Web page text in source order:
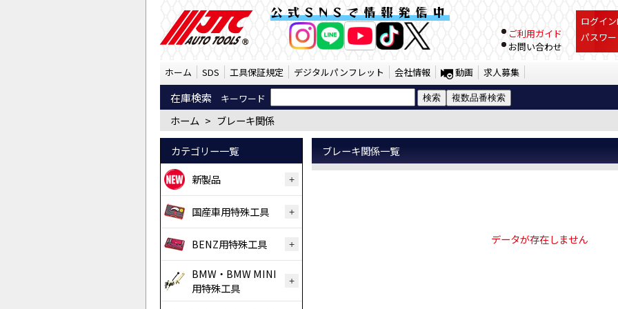
ブレーキ関係 （SST） | JTC Auto Tools
公式SNSで情報発信中
ログイ
パスワ
ご利用ガイド
お問い合わせ
ホーム
SDS 工具保証規定 デジタルパンフレット 会社情報 動画 求人募集
在庫検索 キーワード
ホーム > ブレーキ関係
カテゴリー一覧
新製品
国産車用特殊工具
BENZ用特殊工具
BMW・BMW MINI
用特殊工具
ブレーキ関係一覧
データが存在しません